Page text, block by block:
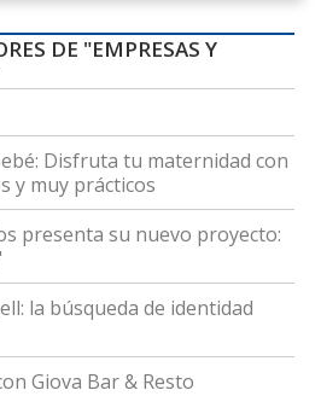
DE "EMPRESAS Y
Disfruta tu maternidad con
y muy prácticos
presenta su nuevo proyecto:
la búsqueda de identidad
Giova Bar & Resto